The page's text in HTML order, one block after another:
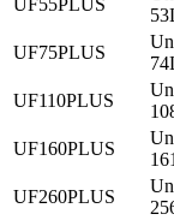
UF55PLUS
UF75PLUS
UF110PLUS
UF160PLUS
UF260PLUS